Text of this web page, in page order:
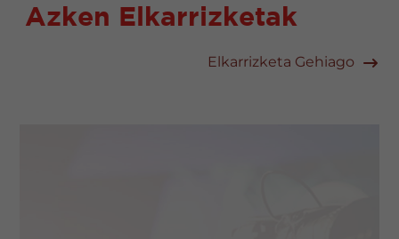
Azken Elkarrizketak
Elkarrizketa Gehiago